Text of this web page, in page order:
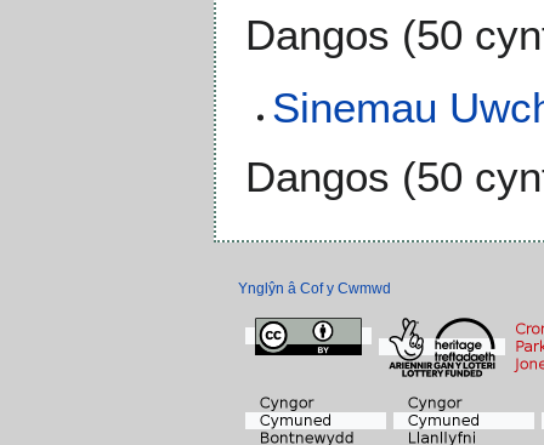
Dangos (50
Sinemau
Dangos (50
Ynglŷn â Cof y Cwmwd